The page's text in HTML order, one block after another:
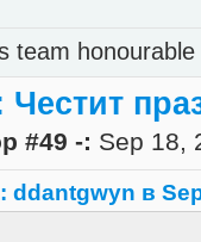
team
Честит
#49 -: Sep 18,
ddantgwyn в